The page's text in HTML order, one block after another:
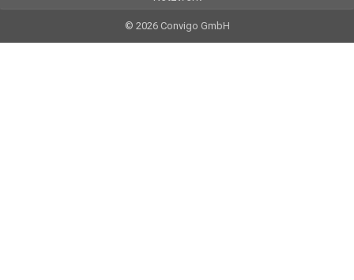
© 2026 Convigo GmbH